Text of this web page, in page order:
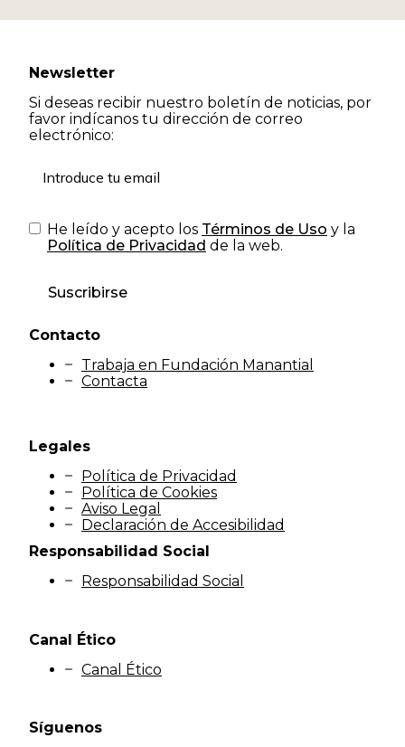
Newsletter
Si deseas recibir nuestro boletín de noticias, por
favor indícanos tu dirección de correo
electrónico:
He leído y acepto los Términos de Uso y la
Política de Privacidad de la web.
Suscribirse
Contacto
Trabaja en Fundación Manantial
Contacta
Legales
Política de Privacidad
Política de Cookies
Aviso Legal
Declaración de Accesibilidad
Síguenos
Responsabilidad Social
Responsabilidad Social
Canal Ético
Canal Ético